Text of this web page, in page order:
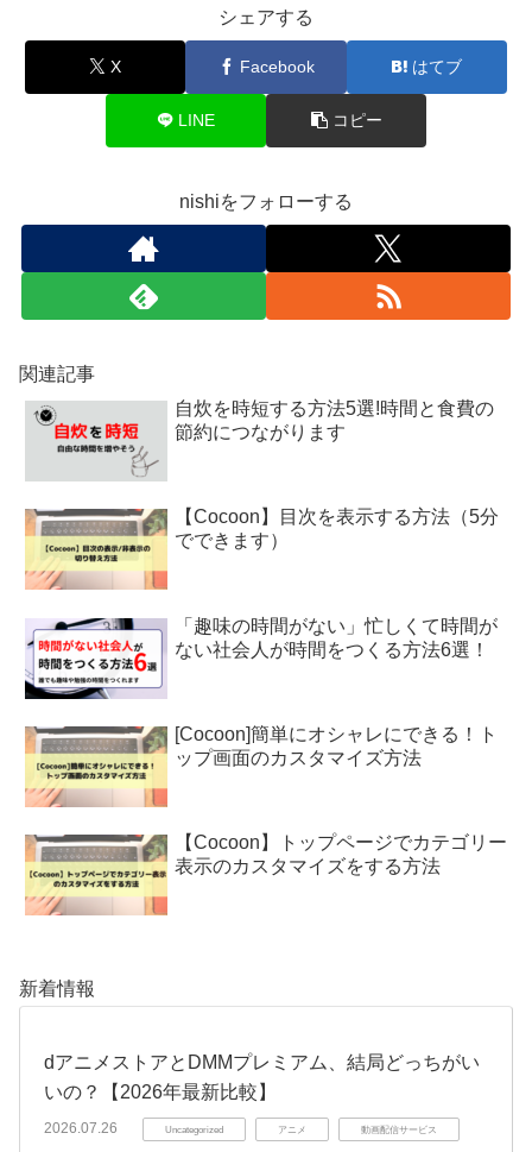
シェアする
X Facebook はてブ
LINE コピー
nishiをフォローする
関連記事
自炊を時短する方法5選!時間と食費の
節約につながります
【Cocoon】目次を表示する方法（5分
でできます）
「趣味の時間がない」忙しくて時間が
ない社会人が時間をつくる方法6選！
[Cocoon]簡単にオシャレにできる！ト
ップ画面のカスタマイズ方法
【Cocoon】トップページでカテゴリー
表示のカスタマイズをする方法
新着情報
dアニメストアとDMMプレミアム、結局どっちがい
いの？【2026年最新比較】
2026.07.26 Uncategorized アニメ 動画配信サービス